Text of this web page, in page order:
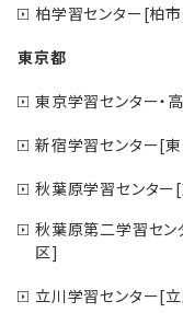
柏学習センター[柏
東京都
東京学習センター・
新宿学習センター[
秋葉原学習センタ
秋葉原第二学習セン
区]
立川学習センター[